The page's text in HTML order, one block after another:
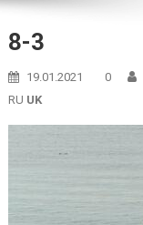
8-3
19.01.2021 0
RU UK